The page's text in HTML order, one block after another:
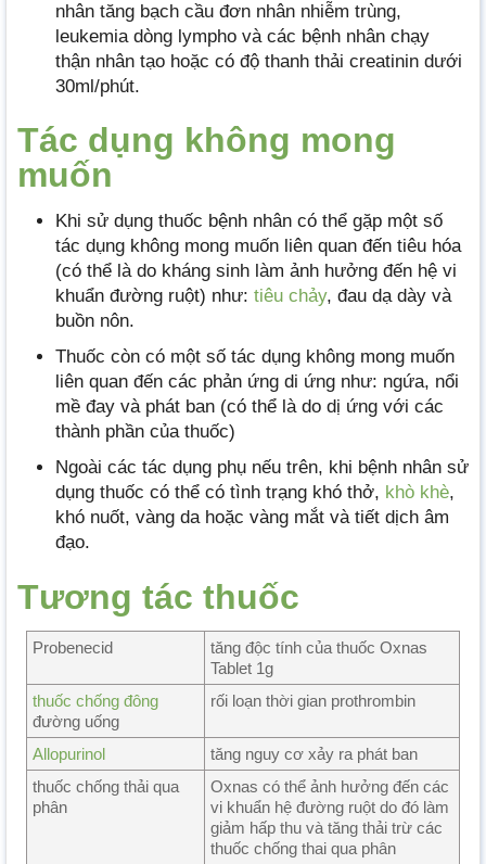
nhân tăng bạch cầu đơn nhân nhiễm trùng,
leukemia dòng lympho và các bệnh nhân chạy
thận nhân tạo hoặc có độ thanh thải creatinin dưới
30ml/phút.
Tác dụng không mong
muốn
Khi sử dụng thuốc bệnh nhân có thể gặp một số
tác dụng không mong muốn liên quan đến tiêu hóa
(có thể là do kháng sinh làm ảnh hưởng đến hệ vi
khuẩn đường ruột) như: tiêu chảy, đau dạ dày và
buồn nôn.
Thuốc còn có một số tác dụng không mong muốn
liên quan đến các phản ứng di ứng như: ngứa, nổi
mề đay và phát ban (có thể là do dị ứng với các
thành phần của thuốc)
Ngoài các tác dụng phụ nếu trên, khi bệnh nhân sử
dụng thuốc có thể có tình trạng khó thở, khò khè,
khó nuốt, vàng da hoặc vàng mắt và tiết dịch âm
đạo.
Tương tác thuốc
Probenecid
tăng độc tính của thuốc Oxnas
Tablet 1g
thuốc chống đông
đường uống
rối loạn thời gian prothrombin
Allopurinol
tăng nguy cơ xảy ra phát ban
thuốc chống thải qua
phân
Oxnas có thể ảnh hưởng đến các
vi khuẩn hệ đường ruột do đó làm
giảm hấp thu và tăng thải trừ các
thuốc chống thai qua phân